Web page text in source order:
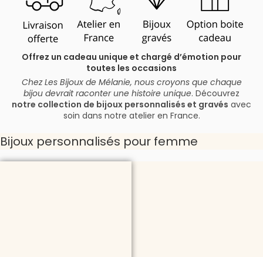
Offrez un cadeau unique et chargé d’émotion pour
toutes les occasions
Chez Les Bijoux de Mélanie, nous croyons que chaque
bijou devrait raconter une histoire unique. Découvrez
notre collection de bijoux personnalisés et gravés avec
soin dans notre atelier en France.
Bijoux personnalisés pour femme